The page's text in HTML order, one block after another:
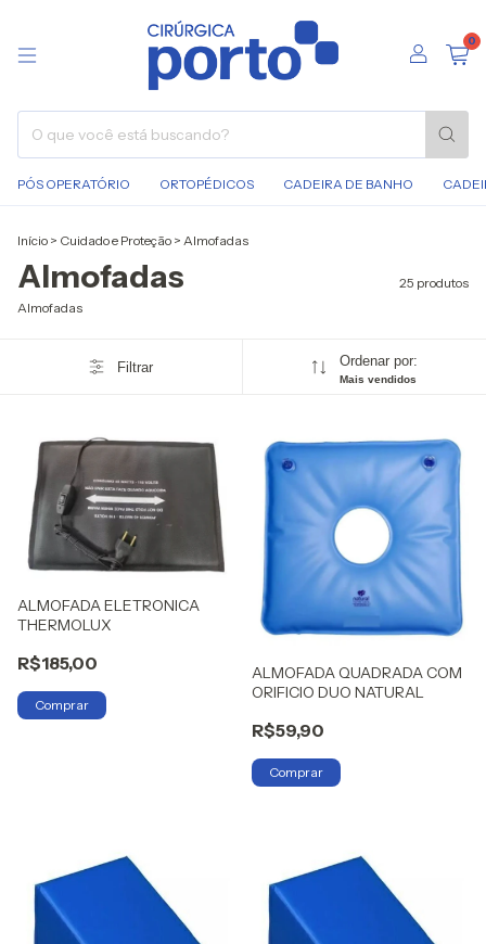
0
PÓS OPERATÓRIO ORTOPÉDICOS CADEIRA DE BANHO
Início > Cuidado e Proteção > Almofadas
Almofadas
25 produtos
Almofadas
Filtrar Ordenar por:
Mais vendidos
ALMOFADA ELETRONICA
THERMOLUX
R$185,00
ALMOFADA QUADRADA COM
ORIFICIO DUO NATURAL
R$59,90